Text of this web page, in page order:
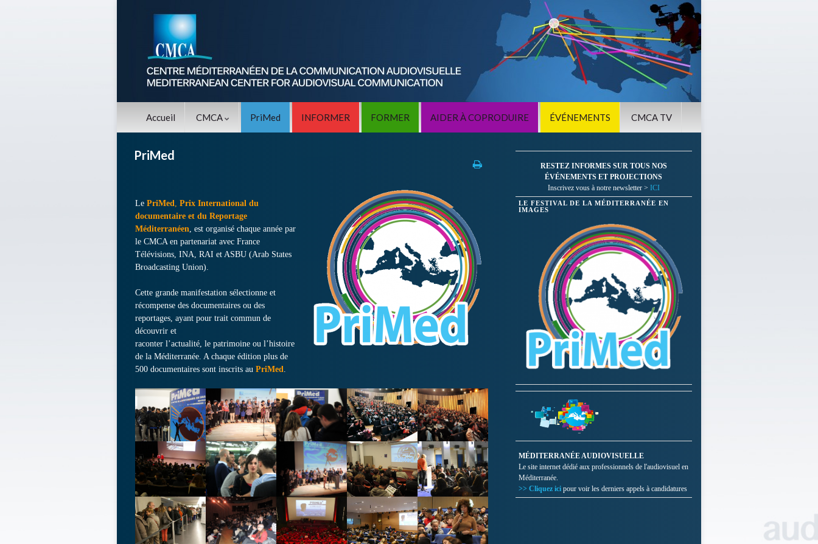
Accueil CMCA PriMed INFORMER FORMER AIDER À COPRODUIRE ÉVÉNEMENTS CMCA TV
PriMed
Le PriMed, Prix International du
documentaire et du Reportage
Méditerranéen, est organisé chaque année par
le CMCA en partenariat avec France
Télévisions, INA, RAI et ASBU (Arab States
Broadcasting Union).
Cette grande manifestation sélectionne et
récompense des documentaires ou des
reportages, ayant pour trait commun de
découvrir et
raconter l’actualité, le patrimoine ou l’histoire
de la Méditerranée. A chaque édition plus de
500 documentaires sont inscrits au PriMed.
RESTEZ INFORMES SUR TOUS NOS
ÉVÉNEMENTS ET PROJECTIONS
Inscrivez vous à notre newsletter > ICI
LE FESTIVAL DE LA MÉDITERRANÉE EN
IMAGES
MÉDITERRANÉE AUDIOVISUELLE
Le site internet dédié aux professionnels de l'audiovisuel en
Méditerranée.
>> Cliquez ici pour voir les derniers appels à candidatures